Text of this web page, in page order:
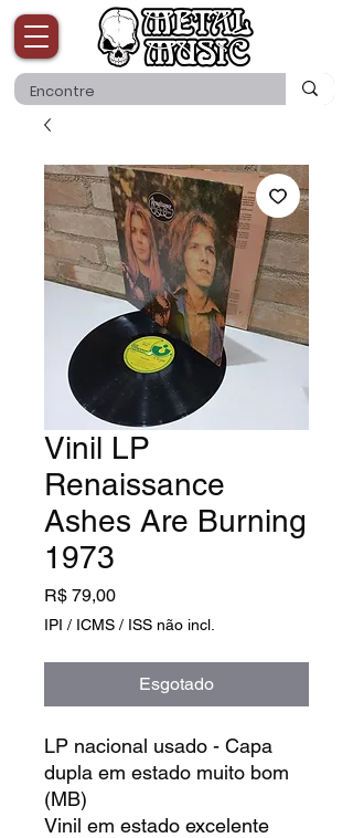
Vinil LP
Renaissance
Ashes Are Burning
1973
R$ 79,00Preço
IPI / ICMS / ISS não incl.
Esgotado
LP nacional usado - Capa
dupla em estado muito bom
(MB)
Vinil em estado excelente